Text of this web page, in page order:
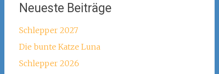
Neueste Beiträge
Schlepper 2027
Die bunte Katze Luna
Schlepper 2026